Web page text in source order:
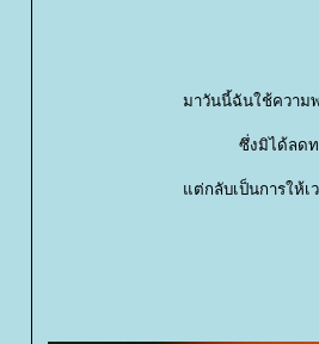
มาวันนี้ฉันใช้ความพ
ซึ่งมิได้ลด
ต่กลับเป็นการให้เว